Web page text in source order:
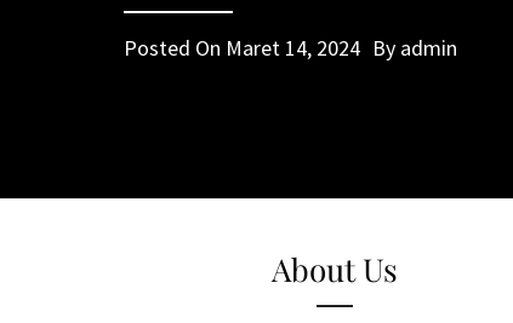
Posted On Maret 14, 2024 By admin
About Us